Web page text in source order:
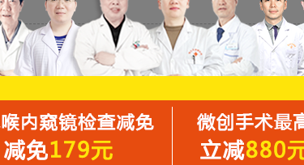
么？ | 已有511人阅读 点击咨询 电话咨询
方法有哪些？... 点击咨询 电话咨询